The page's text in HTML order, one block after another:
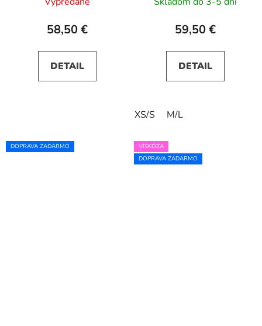
58,50 €
DETAIL
59,50 €
DETAIL
XS/S M/L
DOPRAVA ZADARMO
VISKÓZA
DOPRAVA ZADARMO